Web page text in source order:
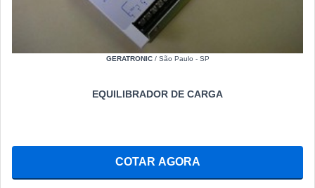
GERATRONIC/ São Paulo - SP
EQUILIBRADOR DE CARGA
COTAR AGORA